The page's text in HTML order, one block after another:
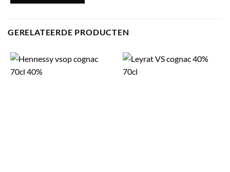
GERELATEERDE PRODUCTEN